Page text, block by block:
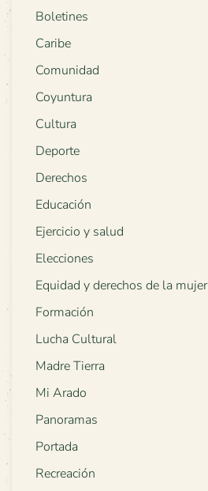
Boletines
Caribe
Comunidad
Coyuntura
Cultura
Deporte
Derechos
Educación
Ejercicio y salud
Elecciones
Equidad y derechos de la mujer
Formación
Lucha Cultural
Madre Tierra
Mi Arado
Panoramas
Portada
Recreación